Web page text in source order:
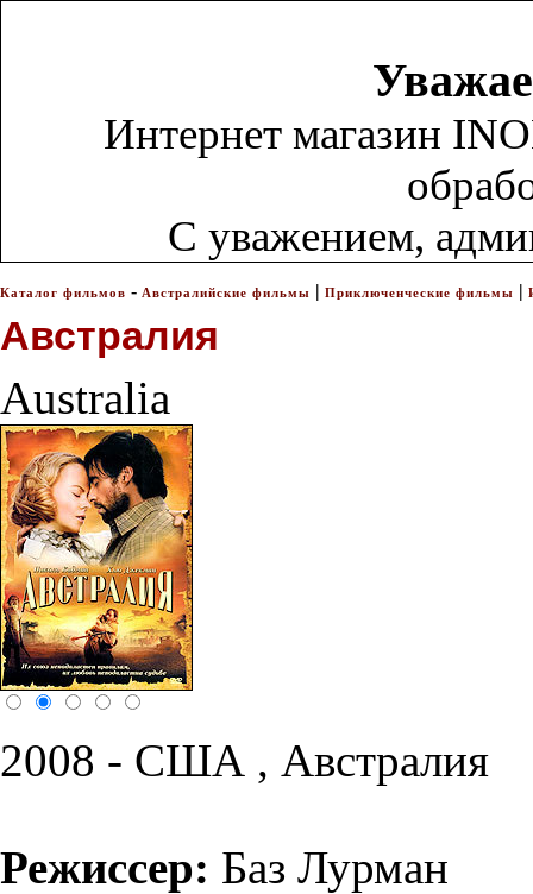
Интернет магазин
С уважением,
Каталог фильмов - Австралийские фильмы | Приключенческие фильмы |
Австралия
Australia
2008 - США , Австралия
Режиссер: Баз Лурман